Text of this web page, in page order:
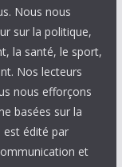
Nous nous
sur la politique,
la santé, le sport,
Nos lecteurs
nous efforçons
basées sur la
est édité par
et